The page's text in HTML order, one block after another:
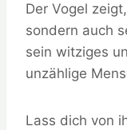
Der Vogel
sondern auch
sein witziges
unzählige
Lass dich von